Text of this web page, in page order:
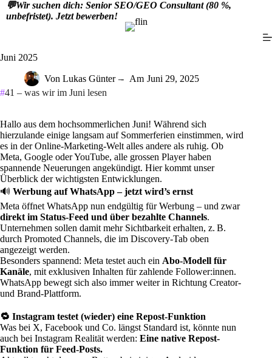
Zum
Inhalt
💬Wir suchen dich: Senior SEO/GEO Consultant (80 %,
unbefristet). Jetzt bewerben!
Juni 2025
Von Lukas Günter Am Juni 29, 2025
#41 – was wir im Juni lesen
Hallo aus dem hochsommerlichen Juni! Während sich
hierzulande einige langsam auf Sommerferien einstimmen, wird
es in der Online-Marketing-Welt alles andere als ruhig. Ob
Meta, Google oder YouTube, alle grossen Player haben
spannende Neuerungen angekündigt. Hier kommt unser
Überblick der wichtigsten Entwicklungen.
🔊 Werbung auf WhatsApp – jetzt wird’s ernst
Meta öffnet WhatsApp nun endgültig für Werbung – und zwar
direkt im Status-Feed und über bezahlte Channels.
Unternehmen sollen damit mehr Sichtbarkeit erhalten, z. B.
durch Promoted Channels, die im Discovery-Tab oben
angezeigt werden.
Besonders spannend: Meta testet auch ein Abo-Modell für
Kanäle, mit exklusiven Inhalten für zahlende Follower:innen.
WhatsApp bewegt sich also immer weiter in Richtung Creator-
und Brand-Plattform.
🔁 Instagram testet (wieder) eine Repost-Funktion
Was bei X, Facebook und Co. längst Standard ist, könnte nun
auch bei Instagram Realität werden: Eine native Repost-
Funktion für Feed-Posts.